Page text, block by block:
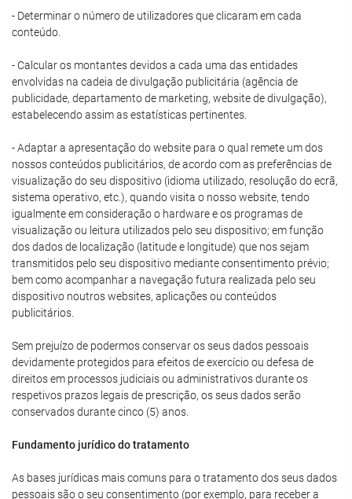
- Determinar o número de utilizadores que clicaram em cada
conteúdo.
- Calcular os montantes devidos a cada uma das entidades
envolvidas na cadeia de divulgação publicitária (agência de
publicidade, departamento de marketing, website de divulgação),
estabelecendo assim as estatísticas pertinentes.
- Adaptar a apresentação do website para o qual remete um dos
nossos conteúdos publicitários, de acordo com as preferências de
visualização do seu dispositivo (idioma utilizado, resolução do ecrã,
sistema operativo, etc.), quando visita o nosso website, tendo
igualmente em consideração o hardware e os programas de
visualização ou leitura utilizados pelo seu dispositivo; em função
dos dados de localização (latitude e longitude) que nos sejam
transmitidos pelo seu dispositivo mediante consentimento prévio;
bem como acompanhar a navegação futura realizada pelo seu
dispositivo noutros websites, aplicações ou conteúdos
publicitários.
Sem prejuízo de podermos conservar os seus dados pessoais
devidamente protegidos para efeitos de exercício ou defesa de
direitos em processos judiciais ou administrativos durante os
respetivos prazos legais de prescrição, os seus dados serão
conservados durante cinco (5) anos.
Fundamento jurídico do tratamento
As bases jurídicas mais comuns para o tratamento dos seus dados
pessoais são o seu consentimento (por exemplo, para receber a